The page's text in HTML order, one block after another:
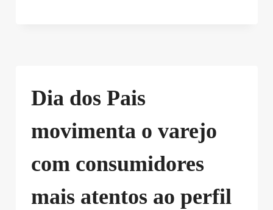
Dia dos Pais
movimenta o varejo
com consumidores
mais atentos ao perfil